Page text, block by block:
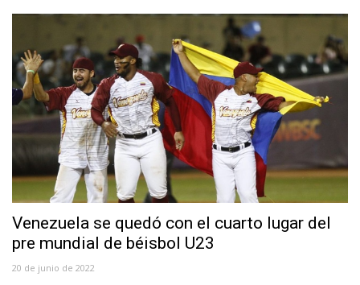
Venezuela se quedó con el cuarto lugar del
pre mundial de béisbol U23
20 de junio de 2022